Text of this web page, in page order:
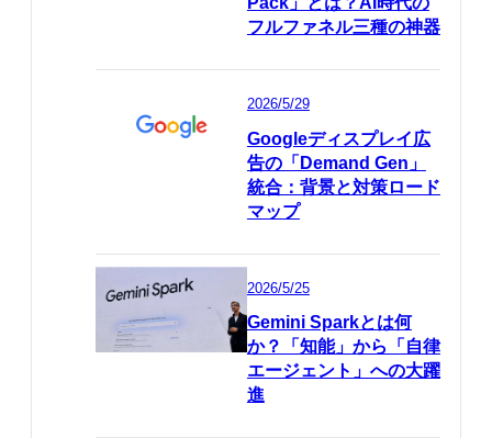
フルファネル三種の神器
2026/5/29
Googleディスプレイ広
告の「Demand Gen」
統合：背景と対策ロード
マップ
2026/5/25
Gemini Sparkとは何
か？「知能」から「自律
エージェント」への大躍
進